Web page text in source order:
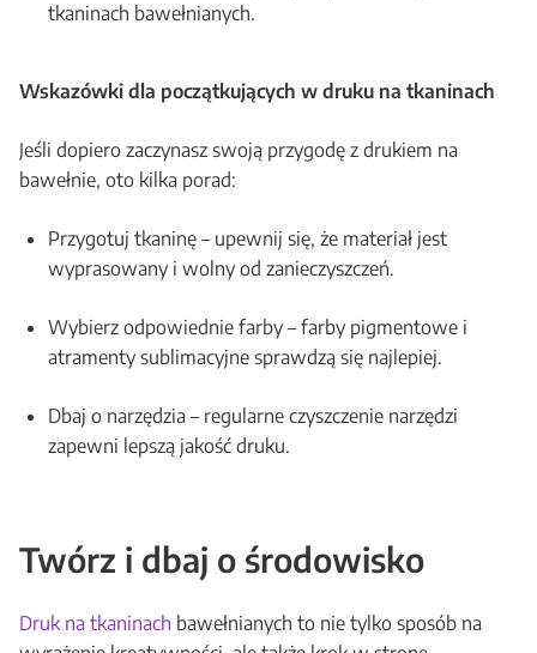
tkaninach bawełnianych.
Wskazówki dla początkujących w druku na tkaninach
Jeśli dopiero zaczynasz swoją przygodę z drukiem na
bawełnie, oto kilka porad:
Przygotuj tkaninę – upewnij się, że materiał jest
wyprasowany i wolny od zanieczyszczeń.
Wybierz odpowiednie farby – farby pigmentowe i
atramenty sublimacyjne sprawdzą się najlepiej.
Dbaj o narzędzia – regularne czyszczenie narzędzi
zapewni lepszą jakość druku.
Twórz i dbaj o środowisko
Druk na tkaninach bawełnianych to nie tylko sposób na